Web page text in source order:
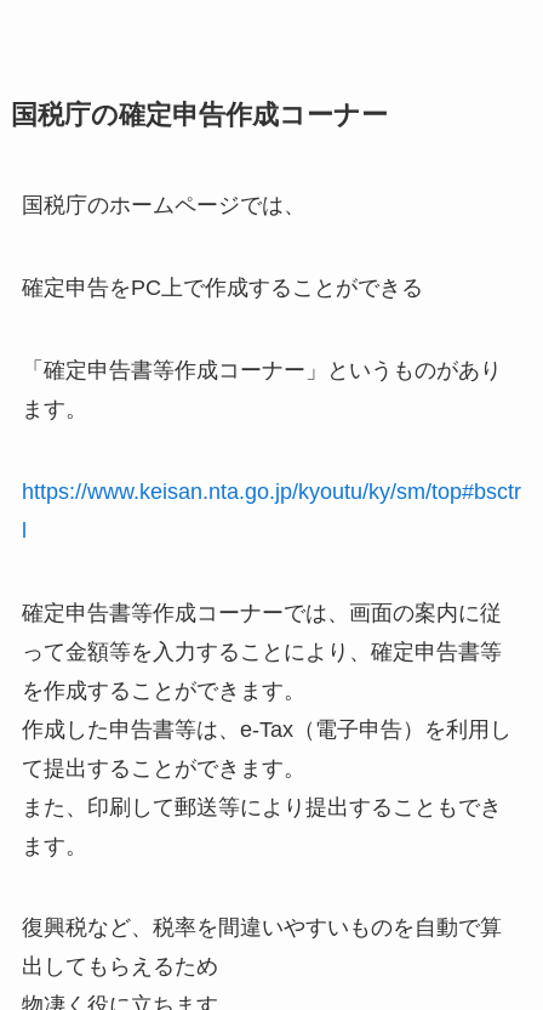
国税庁の確定申告作成コーナー
国税庁のホームページでは、
確定申告をPC上で作成することができる
「確定申告書等作成コーナー」というものがあり
ます。
https://www.keisan.nta.go.jp/kyoutu/ky/sm/top#bsctr
l
確定申告書等作成コーナーでは、画面の案内に従
って金額等を入力することにより、確定申告書等
を作成することができます。
作成した申告書等は、e-Tax（電子申告）を利用し
て提出することができます。
また、印刷して郵送等により提出することもでき
ます。
復興税など、税率を間違いやすいものを自動で算
出してもらえるため